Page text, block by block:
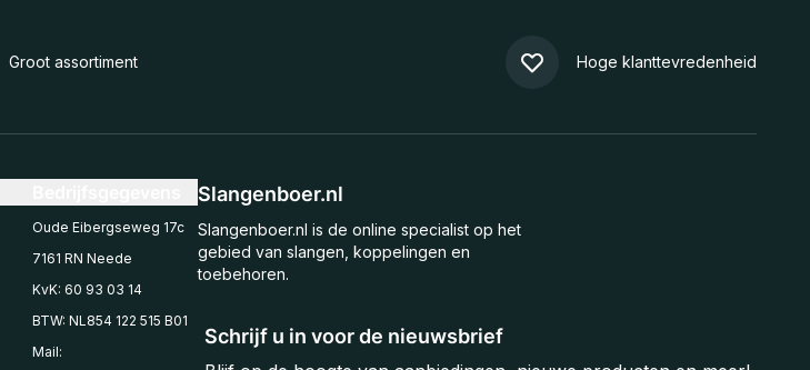
Groot assortiment Hoge klanttevredenheid
Schrijf u in voor de nieuwsbrief
Slangenboer.nl
Slangenboer.nl is de online specialist op het
gebied van slangen, koppelingen en
toebehoren.
Oude Eibergseweg 17c
7161 RN Neede
KvK: 60 93 03 14
BTW: NL854 122 515 B01
Mail: